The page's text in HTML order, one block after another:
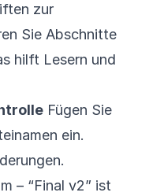
zur
Sie Abschnitte
hilft Lesern und
Fügen Sie
ein.
– “Final v2” ist